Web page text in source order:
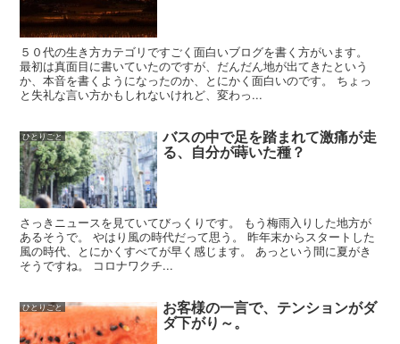
５０代の生き方カテゴリですごく面白いブログを書く方がいます。
最初は真面目に書いていたのですが、だんだん地が出てきたという
か、本音を書くようになったのか、とにかく面白いのです。 ちょっ
と失礼な言い方かもしれないけれど、変わっ...
ひとりごと バスの中で足を踏まれて激痛が走
る、自分が蒔いた種？
さっきニュースを見ていてびっくりです。 もう梅雨入りした地方が
あるそうで。 やはり風の時代だって思う。 昨年末からスタートした
風の時代、とにかくすべてが早く感じます。 あっという間に夏がき
そうですね。 コロナワクチ...
ひとりごと お客様の一言で、テンションがダ
ダ下がり～。